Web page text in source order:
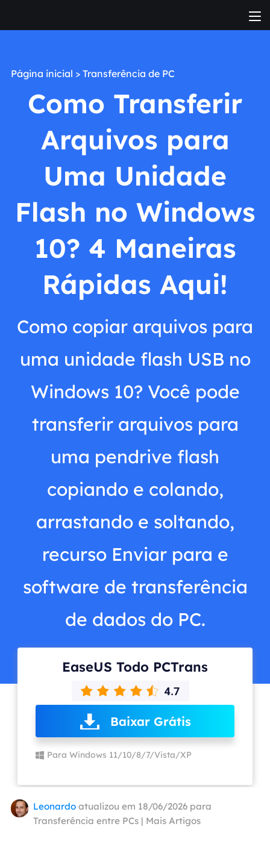
Página inicial > Transferência de PC
Como Transferir
Arquivos para
Uma Unidade
Flash no Windows
10? 4 Maneiras
Rápidas Aqui!
Como copiar arquivos para
uma unidade flash USB no
Windows 10? Você pode
transferir arquivos para
uma pendrive flash
copiando e colando,
arrastando e soltando,
recurso Enviar para e
software de transferência
de dados do PC.
EaseUS Todo PCTrans
Baixar Grátis
Para Windows 11/10/8/7/Vista/XP
Leonardo atualizou em 18/06/2026 para
Transferência entre PCs | Mais Artigos